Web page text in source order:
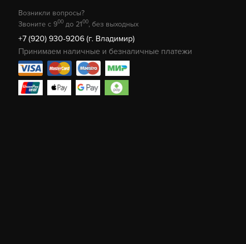
Возникли вопросы?
Звоните с 900 до 2100, без выходных
+7 (920) 930-9206 (г. Владимир)
Принимаем наличные и безналичные платежи